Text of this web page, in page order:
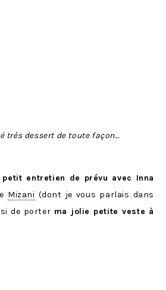
très dessert de toute façon…
petit entretien de prévu avec Inna
Mizani (dont je vous parlais dans
de porter ma jolie petite veste à